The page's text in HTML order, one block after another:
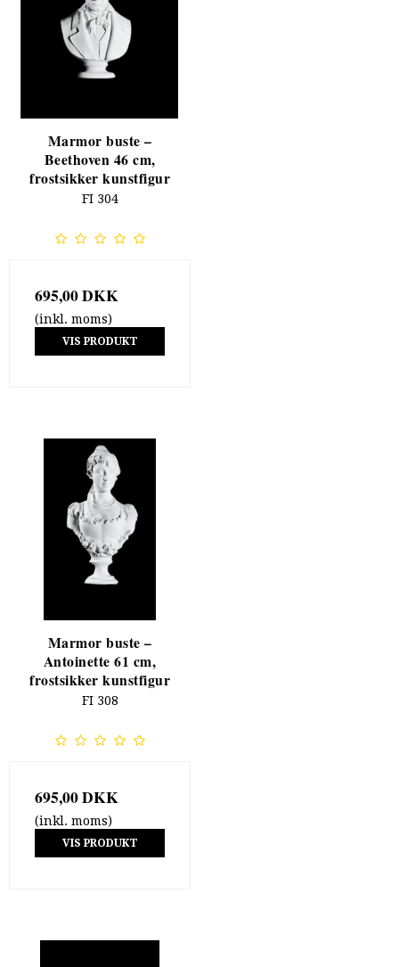
Marmor buste –
Beethoven 46 cm,
frostsikker kunstfigur
FI 304
695,00 DKK
(inkl. moms)
VIS PRODUKT
Marmor buste –
Antoinette 61 cm,
frostsikker kunstfigur
FI 308
695,00 DKK
(inkl. moms)
VIS PRODUKT